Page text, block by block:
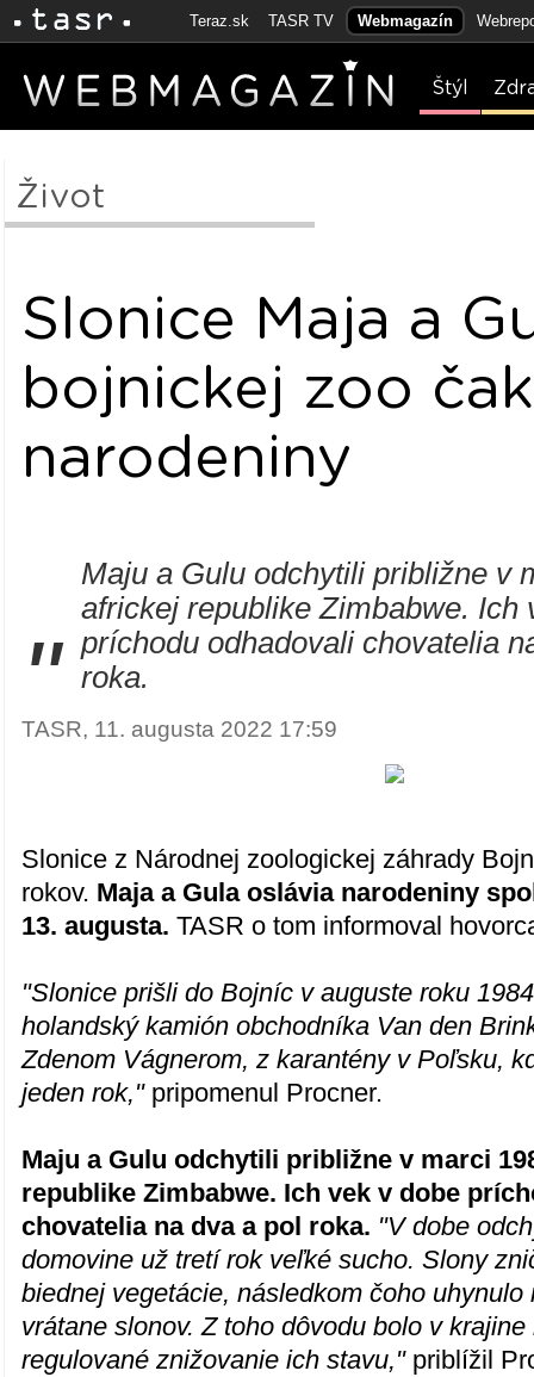
Teraz.sk TASR TV Webmagazín
Štýl
Život
Slonice Maja a
bojnickej zoo
narodeniny
"
Maju a Gulu odchytili približne v
africkej republike Zimbabwe. Ich
príchodu odhadovali chovatelia
roka.
TASR, 11. augusta 2022 17:59
Slonice z Národnej zoologickej záhrady
rokov. Maja a Gula oslávia narodeniny
13. augusta.TASR o tom informoval
"Slonice prišli do Bojníc v auguste roku
holandský kamión obchodníka Van den
Zdenom Vágnerom, z karantény v Poľsku,
jeden rok,"pripomenul Procner.
Maju a Gulu odchytili približne v marci
republike Zimbabwe. Ich vek v dobe
chovatelia na dva a pol roka. "V dobe
domovine už tretí rok veľké sucho. Slony
biednej vegetácie, následkom čoho uhynulo
vrátane slonov. Z toho dôvodu bolo v
regulované znižovanie ich stavu," priblížil